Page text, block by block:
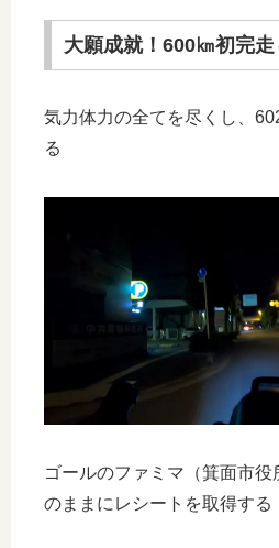
大願成就！600㎞初完
気力体力の全てを尽くし、
る
ゴールのファミマ（箕面市
のままにレシートを取得する